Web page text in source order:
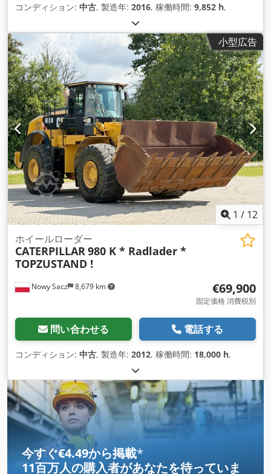
コンディション: 中古, 製造年: 2016, 稼働時間: 9,852 h,
小型広告
1 / 12
Nowy Sacz 8,679 km
ホイールローダー
CATERPILLAR980 K * Radlader *
TOPZUSTAND !
€69,900
固定価格 消費税別
問い合わせる 電話する
コンディション: 中古, 製造年: 2012, 稼働時間: 18,000 h,
今すぐ€4.49から掲載*
11百万人の購入者があなたを待っていま